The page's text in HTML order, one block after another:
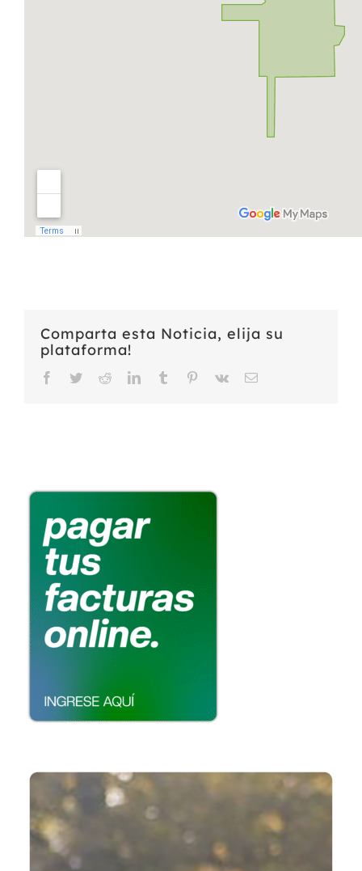
Comparta esta Noticia, elija su
plataforma!
Facebook
TwitterRedditLinkedInTumblr Pinterest
Vk Email